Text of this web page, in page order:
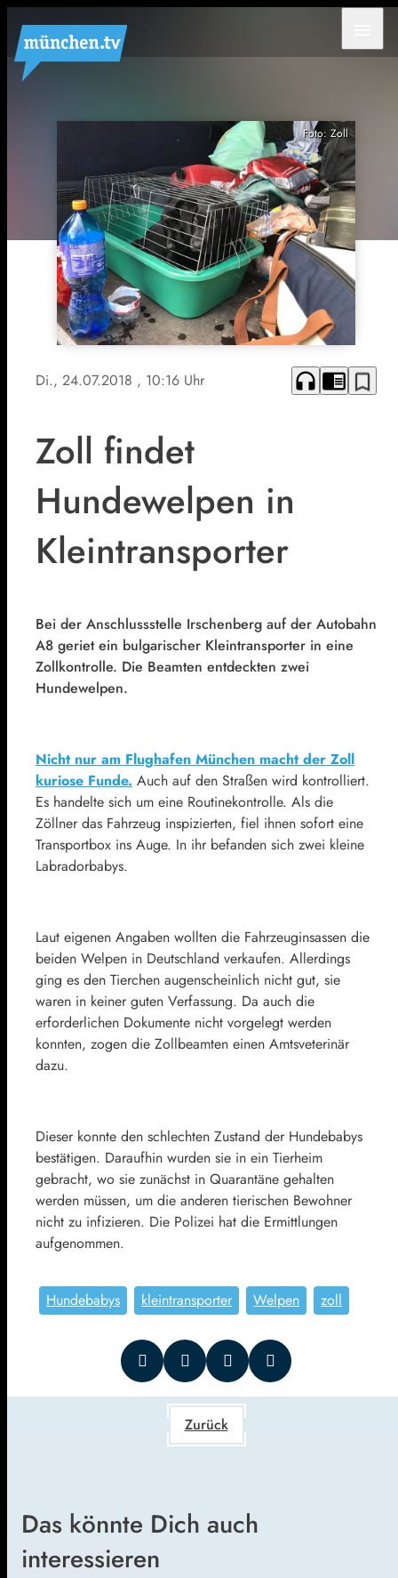
Foto: Zoll
Di., 24.07.2018 , 10:16 Uhr headphones chrome_reader_mode bookmark_border
Zoll findet
Hundewelpen in
Kleintransporter
Bei der Anschlussstelle Irschenberg auf der Autobahn
A8 geriet ein bulgarischer Kleintransporter in eine
Zollkontrolle. Die Beamten entdeckten zwei
Hundewelpen.
Nicht nur am Flughafen München macht der Zoll
kuriose Funde. Auch auf den Straßen wird kontrolliert.
Es handelte sich um eine Routinekontrolle. Als die
Zöllner das Fahrzeug inspizierten, fiel ihnen sofort eine
Transportbox ins Auge. In ihr befanden sich zwei kleine
Labradorbabys.
Laut eigenen Angaben wollten die Fahrzeuginsassen die
beiden Welpen in Deutschland verkaufen. Allerdings
ging es den Tierchen augenscheinlich nicht gut, sie
waren in keiner guten Verfassung. Da auch die
erforderlichen Dokumente nicht vorgelegt werden
konnten, zogen die Zollbeamten einen Amtsveterinär
dazu.
Dieser konnte den schlechten Zustand der Hundebabys
bestätigen. Daraufhin wurden sie in ein Tierheim
gebracht, wo sie zunächst in Quarantäne gehalten
werden müssen, um die anderen tierischen Bewohner
nicht zu infizieren. Die Polizei hat die Ermittlungen
aufgenommen.
Hundebabys kleintransporter Welpen zoll
Zurück
Das könnte Dich auch
interessieren